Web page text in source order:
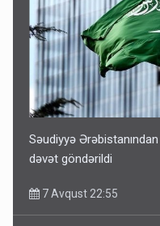
Səudiyyə
dəvət göndərildi
7 Avqust 22:55